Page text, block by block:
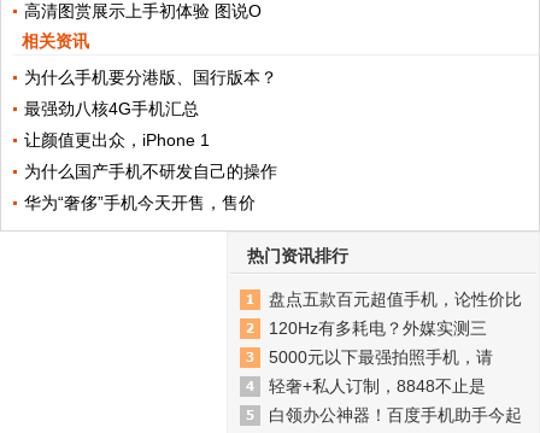
高清图赏展示上手初体验 图说O
相关资讯
为什么手机要分港版、国行版本？
最强劲八核4G手机汇总
让颜值更出众，iPhone 1
为什么国产手机不研发自己的操作
华为“奢侈”手机今天开售，售价
热门资讯排行
盘点五款百元超值手机，论性价比
120Hz有多耗电？外媒实测三
5000元以下最强拍照手机，请
轻奢+私人订制，8848不止是
白领办公神器！百度手机助手今起